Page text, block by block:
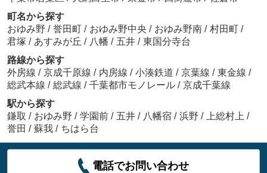
町名から探す
おゆみ野 / 誉田町 / おゆみ野中央 / おゆみ野南 / 村田町 /
君塚 / あすみが丘 / 八幡 / 五井 / 東国分寺台
路線から探す
外房線 / 京成千原線 / 内房線 / 小湊鉄道 / 京葉線 / 東金線 /
総武本線 / 総武線 / 千葉都市モノレール / 京成千葉線
駅から探す
鎌取 / おゆみ野 / 学園前 / 五井 / 八幡宿 / 浜野 / 上総村上 /
誉田 / 蘇我 / ちはら台
電話でお問い合わせ